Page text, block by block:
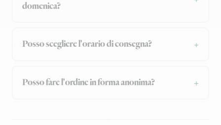
domenica?
Posso scegliere l'orario di consegna?
Posso fare l'ordine in forma anonima?